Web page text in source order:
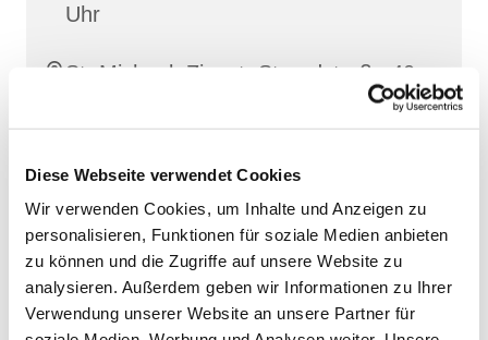
Diese Webseite verwendet Cookies
Wir verwenden Cookies, um Inhalte und Anzeigen zu
personalisieren, Funktionen für soziale Medien anbieten
zu können und die Zugriffe auf unsere Website zu
analysieren. Außerdem geben wir Informationen zu Ihrer
Verwendung unserer Website an unsere Partner für
Uhr
St. Michael, Zingst, Strandstraße 40,